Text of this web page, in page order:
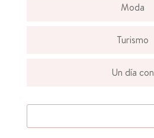
Moda
Turismo
Un día con